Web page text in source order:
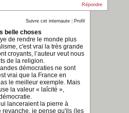
Répondre
Suivre cet internaute Profil
belle choses
de rendre le monde plus
c'est vrai la très grande
croyants, l’auteur veut nous
de la religion.
démocraties ne sont
vrai que la France en
le meilleur exemple. Mais
la valeur « laîcité »,
lanceraient la pierre à
revanche, je pense qu'ils (les